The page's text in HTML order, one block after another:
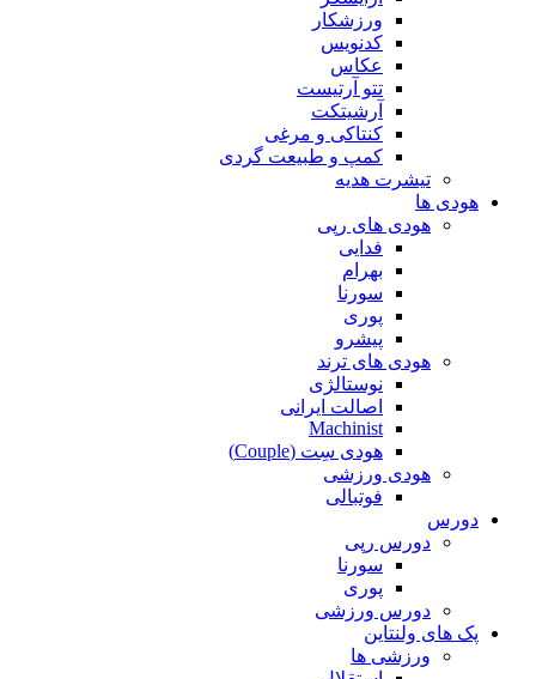
ورزشکار
کدنویس
عکاس
تتو آرتیست
آرشیتکت
کنتاکی و مرغی
کمپ و طبیعت گردی
تیشرت هدیه
هودی ها
هودی های رپی
فدایی
بهرام
سورنا
پوری
پیشرو
هودی های ترند
نوستالژی
اصالت ایرانی
Machinist
هودی سِت (Couple)
هودی ورزشی
فوتبالی
دورس
دورس رپی
سورنا
پوری
دورس ورزشی
پک های ولنتاین
ورزشی ها